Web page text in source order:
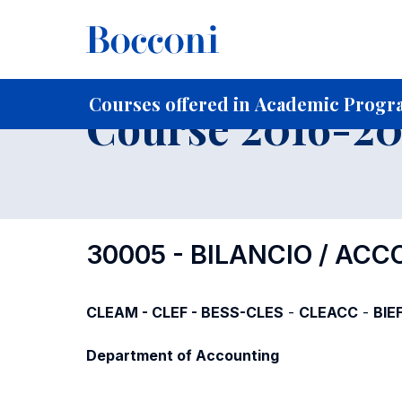
Courses offered in Academic
Home For current Students
Course 2016-
30005 - BILANCIO /
CLEAM - CLEF - BESS-CLES - CLEACC -
Department of Accounting